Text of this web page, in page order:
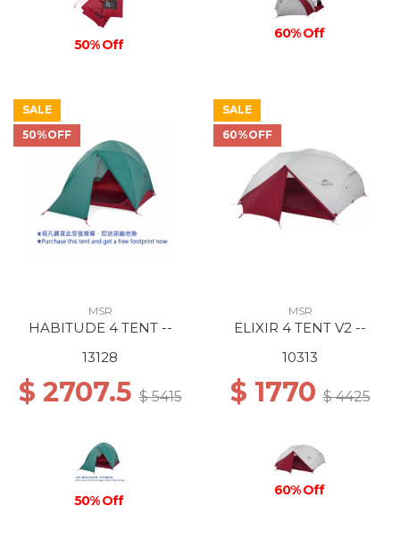
50% Off
60% Off
SALE
50%OFF
MSR
HABITUDE 4 TENT --
13128
$ 2707.5$ 5415
50% Off
SALE
60%OFF
MSR
ELIXIR 4 TENT V2 --
10313
$ 1770$ 4425
60% Off